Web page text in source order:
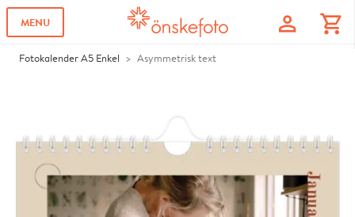
MENU profile shopping_cart
Fotokalender A5 Enkel Asymmetrisk text